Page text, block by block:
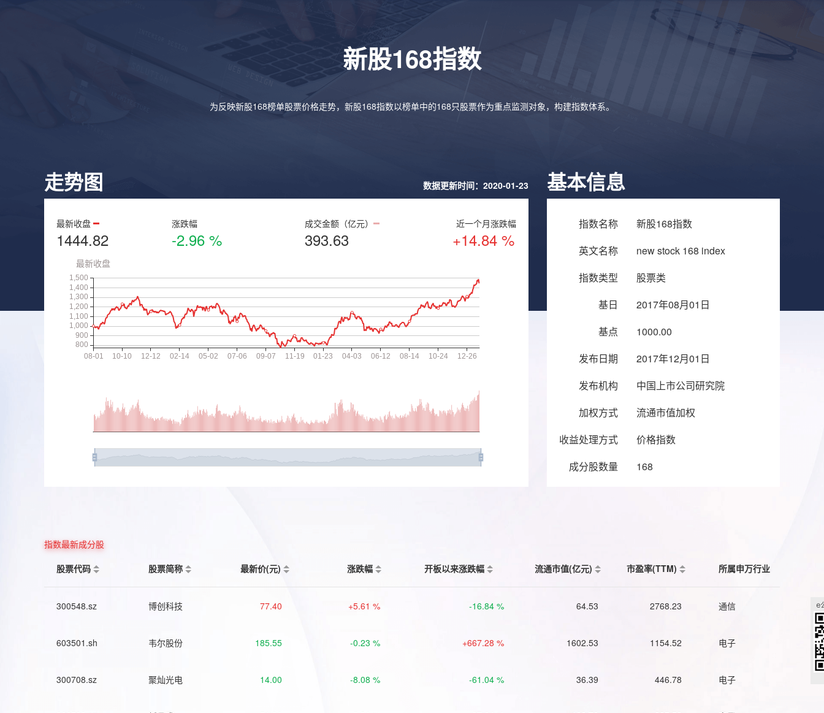
新股168指数
为反映新股168榜单股票价格走势，新股168指数以榜单中的168只股票作为重点监测对象，构建指数体系。
走势图 数据更新时间：2020-01-23
最新收盘
1444.82
涨跌幅
-2.96 %
成交金额（亿元）
393.63
近一个月涨跌幅
+14.84 %
基本信息
指数名称
新股168指数
英文名称
new stock 168 index
指数类型
股票类
基日
2017年08月01日
基点
1000.00
发布日期
2017年12月01日
发布机构
中国上市公司研究院
加权方式
流通市值加权
收益处理方式
价格指数
成分股数量
168
指数最新成分股
股票代码
股票简称 最新价(元) 涨跌幅 开板以来涨跌幅 流通市值(亿元) 市盈率(TTM) 所属申万行业
300548.sz 博创科技 77.40 +5.61 % -16.84 % 64.53 2768.23 通信
603501.sh 韦尔股份 185.55 -0.23 % +667.28 % 1602.53 1154.52 电子
300708.sz 聚灿光电 14.00 -8.08 % -61.04 % 36.39 446.78 电子